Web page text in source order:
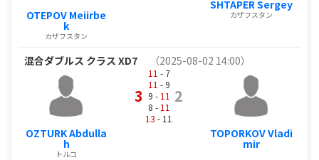
OTEPOV Meiirbe
k
カザフスタン
SHTAPER Sergey
カザフスタン
混合ダブルス クラス XD7 （2025-08-02 14:00）
OZTURK Abdulla
h
トルコ
3
11 - 7
11 - 9
9 - 11
8 - 11
13 - 11
2
TOPORKOV Vladi
mir